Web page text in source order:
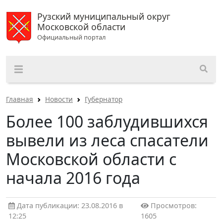
Рузский муниципальный округ
Московской области
Официальный портал
Главная Новости Губернатор
Более 100 заблудившихся
вывели из леса спасатели
Московской области с
начала 2016 года
Дата публикации: 23.08.2016 в
12:25
Просмотров:
1605